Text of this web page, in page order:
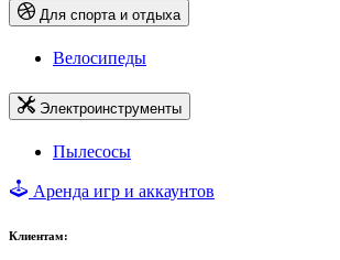
Для спорта и отдыха
Велосипеды
Электроинструменты
Пылесосы
Аренда игр и аккаунтов
Клиентам: